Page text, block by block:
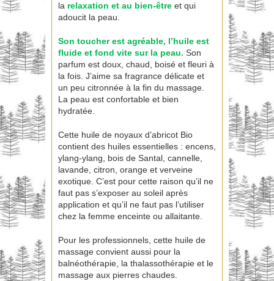
la relaxation et au bien-être et qui
adoucit la peau.
Son toucher est agréable, l’huile est
fluide et fond vite sur la peau. Son
parfum est doux, chaud, boisé et fleuri à
la fois. J’aime sa fragrance délicate et
un peu citronnée à la fin du massage.
La peau est confortable et bien
hydratée.
Cette huile de noyaux d’abricot Bio
contient des huiles essentielles : encens,
ylang-ylang, bois de Santal, cannelle,
lavande, citron, orange et verveine
exotique. C’est pour cette raison qu’il ne
faut pas s’exposer au soleil après
application et qu’il ne faut pas l’utiliser
chez la femme enceinte ou allaitante.
Pour les professionnels, cette huile de
massage convient aussi pour la
balnéothérapie, la thalassothérapie et le
massage aux pierres chaudes.